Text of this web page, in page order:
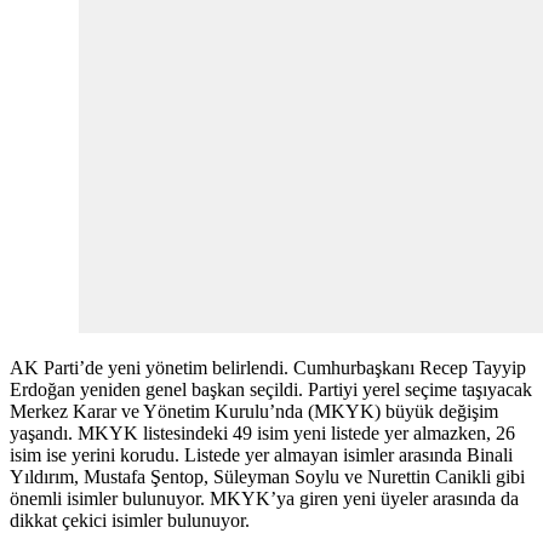
AK Parti’de yeni yönetim belirlendi. Cumhurbaşkanı Recep Tayyip
Erdoğan yeniden genel başkan seçildi. Partiyi yerel seçime taşıyacak
Merkez Karar ve Yönetim Kurulu’nda (MKYK) büyük değişim
yaşandı. MKYK listesindeki 49 isim yeni listede yer almazken, 26
isim ise yerini korudu. Listede yer almayan isimler arasında Binali
Yıldırım, Mustafa Şentop, Süleyman Soylu ve Nurettin Canikli gibi
önemli isimler bulunuyor. MKYK’ya giren yeni üyeler arasında da
dikkat çekici isimler bulunuyor.